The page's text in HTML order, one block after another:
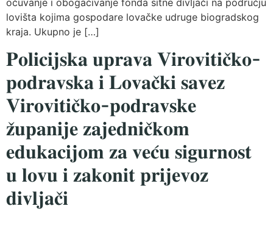
lovišta kojima gospodare lovačke udruge biogradskog
kraja. Ukupno je […]
𝐏𝐨𝐥𝐢𝐜𝐢𝐣𝐬𝐤𝐚 𝐮𝐩𝐫𝐚𝐯𝐚 𝐕𝐢𝐫𝐨𝐯𝐢𝐭𝐢𝐜̌𝐤𝐨-
𝐩𝐨𝐝𝐫𝐚𝐯𝐬𝐤𝐚 𝐢 𝐋𝐨𝐯𝐚𝐜̌𝐤𝐢 𝐬𝐚𝐯𝐞𝐳
𝐕𝐢𝐫𝐨𝐯𝐢𝐭𝐢𝐜̌𝐤𝐨-𝐩𝐨𝐝𝐫𝐚𝐯𝐬𝐤𝐞
𝐳̌𝐮𝐩𝐚𝐧𝐢𝐣𝐞 𝐳𝐚𝐣𝐞𝐝𝐧𝐢𝐜̌𝐤𝐨𝐦
𝐞𝐝𝐮𝐤𝐚𝐜𝐢𝐣𝐨𝐦 𝐳𝐚 𝐯𝐞𝐜́𝐮 𝐬𝐢𝐠𝐮𝐫𝐧𝐨𝐬𝐭
𝐮 𝐥𝐨𝐯𝐮 𝐢 𝐳𝐚𝐤𝐨𝐧𝐢𝐭 𝐩𝐫𝐢𝐣𝐞𝐯𝐨𝐳
𝐝𝐢𝐯𝐥𝐣𝐚𝐜̌𝐢